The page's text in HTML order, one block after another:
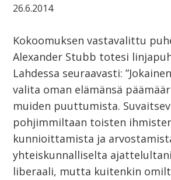
26.6.2014
Kokoomuksen vastavalittu
Alexander Stubb totesi
Lahdessa seuraavasti:
valita oman elämänsä
muiden puuttumista.
pohjimmiltaan toisten
kunnioittamista ja
yhteiskunnalliselta
liberaali, mutta kuitenkin